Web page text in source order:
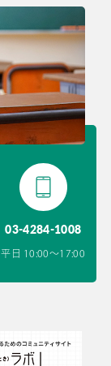
03-4284-1008
平日 10:00〜17:00